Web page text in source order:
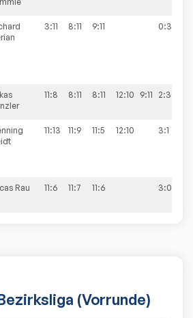
3:11 8:11 9:11 0:3
11:8 8:11 8:11 12:10 9:11 2:3
11:13 11:9 11:5 12:10 3:1
Rau 11:6 11:7 11:6 3:0
(Vorrunde)